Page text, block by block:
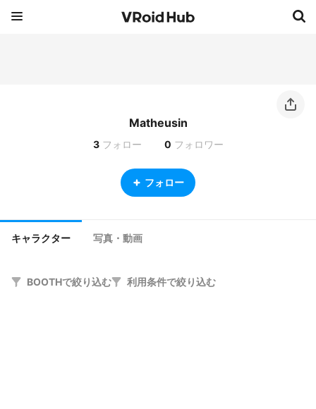
Matheusin
3 フォロー 0 フォロワー
フォロー
キャラクター 写真・動画
BOOTHで絞り込む 利用条件で絞り込む